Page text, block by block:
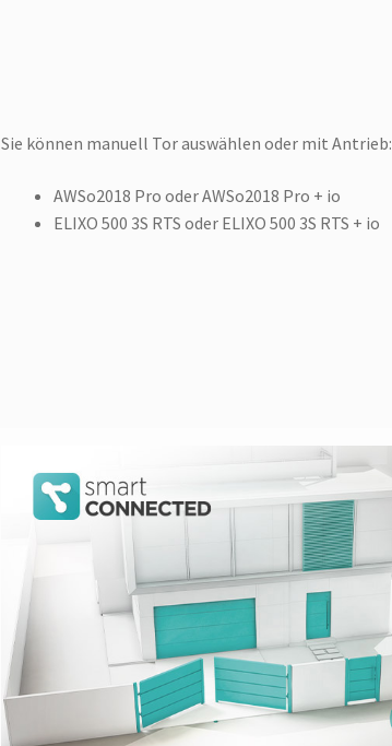
Sie können manuell Tor auswählen oder mit Antrieb:
AWSo2018 Pro oder AWSo2018 Pro + io
ELIXO 500 3S RTS oder ELIXO 500 3S RTS + io